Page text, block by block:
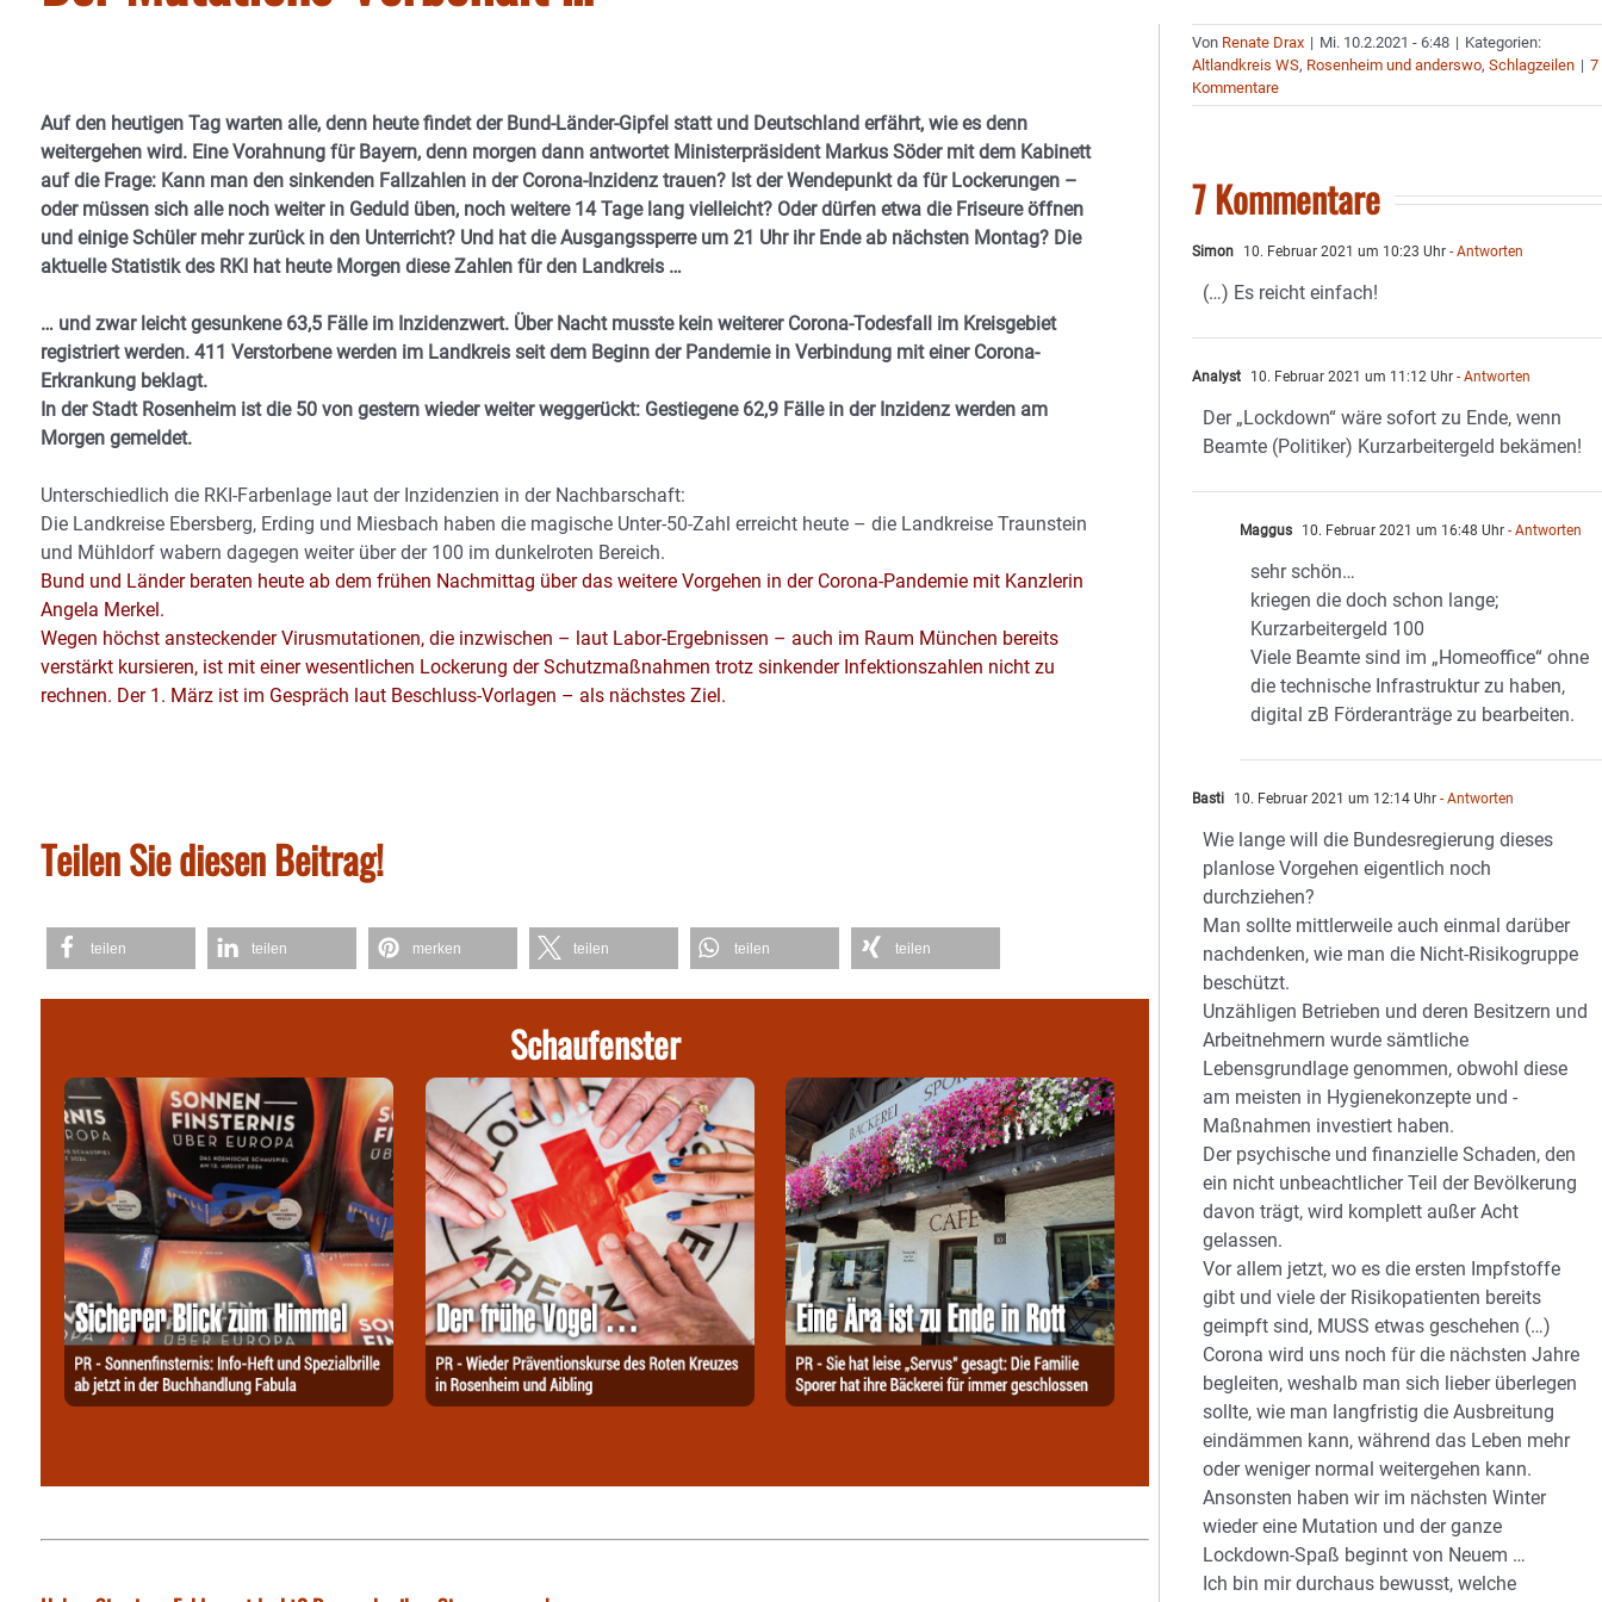
Auf den heutigen Tag warten alle, denn heute findet der Bund-Länder-Gipfel statt und Deutschland erfährt, wie es denn
weitergehen wird. Eine Vorahnung für Bayern, denn morgen dann antwortet Ministerpräsident Markus Söder mit dem Kabinett
auf die Frage: Kann man den sinkenden Fallzahlen in der Corona-Inzidenz trauen? Ist der Wendepunkt da für Lockerungen –
oder müssen sich alle noch weiter in Geduld üben, noch weitere 14 Tage lang vielleicht? Oder dürfen etwa die Friseure öffnen
und einige Schüler mehr zurück in den Unterricht? Und hat die Ausgangssperre um 21 Uhr ihr Ende ab nächsten Montag? Die
aktuelle Statistik des RKI hat heute Morgen diese Zahlen für den Landkreis …
… und zwar leicht gesunkene 63,5 Fälle im Inzidenzwert. Über Nacht musste kein weiterer Corona-Todesfall im Kreisgebiet
registriert werden. 411 Verstorbene werden im Landkreis seit dem Beginn der Pandemie in Verbindung mit einer Corona-
Erkrankung beklagt.
In der Stadt Rosenheim ist die 50 von gestern wieder weiter weggerückt: Gestiegene 62,9 Fälle in der Inzidenz werden am
Morgen gemeldet.
Unterschiedlich die RKI-Farbenlage laut der Inzidenzien in der Nachbarschaft:
Die Landkreise Ebersberg, Erding und Miesbach haben die magische Unter-50-Zahl erreicht heute – die Landkreise Traunstein
und Mühldorf wabern dagegen weiter über der 100 im dunkelroten Bereich.
Bund und Länder beraten heute ab dem frühen Nachmittag über das weitere Vorgehen in der Corona-Pandemie mit Kanzlerin
Angela Merkel.
Wegen höchst ansteckender Virusmutationen, die inzwischen – laut Labor-Ergebnissen – auch im Raum München bereits
verstärkt kursieren, ist mit einer wesentlichen Lockerung der Schutzmaßnahmen trotz sinkender Infektionszahlen nicht zu
rechnen. Der 1. März ist im Gespräch laut Beschluss-Vorlagen – als nächstes Ziel.
Teilen Sie diesen Beitrag!
teilen teilen merken teilen teilen teilen
Schaufenster
Von Renate Drax | Mi. 10.2.2021 - 6:48 | Kategorien:
Altlandkreis WS, Rosenheim und anderswo,Schlagzeilen | 7
Kommentare
7 Kommentare
Simon 10. Februar 2021 um 10:23 Uhr - Antworten
(…) Es reicht einfach!
Analyst 10. Februar 2021 um 11:12 Uhr - Antworten
Der „Lockdown“ wäre sofort zu Ende, wenn
Beamte (Politiker) Kurzarbeitergeld bekämen!
Maggus 10. Februar 2021 um 16:48 Uhr - Antworten
sehr schön…
kriegen die doch schon lange;
Kurzarbeitergeld 100
Viele Beamte sind im „Homeoffice“ ohne
die technische Infrastruktur zu haben,
digital zB Förderanträge zu bearbeiten.
Basti 10. Februar 2021 um 12:14 Uhr - Antworten
Wie lange will die Bundesregierung dieses
planlose Vorgehen eigentlich noch
durchziehen?
Man sollte mittlerweile auch einmal darüber
nachdenken, wie man die Nicht-Risikogruppe
beschützt.
Unzähligen Betrieben und deren Besitzern und
Arbeitnehmern wurde sämtliche
Lebensgrundlage genommen, obwohl diese
am meisten in Hygienekonzepte und -
Maßnahmen investiert haben.
Der psychische und finanzielle Schaden, den
ein nicht unbeachtlicher Teil der Bevölkerung
davon trägt, wird komplett außer Acht
gelassen.
Vor allem jetzt, wo es die ersten Impfstoffe
gibt und viele der Risikopatienten bereits
geimpft sind, MUSS etwas geschehen (…)
Corona wird uns noch für die nächsten Jahre
begleiten, weshalb man sich lieber überlegen
sollte, wie man langfristig die Ausbreitung
eindämmen kann, während das Leben mehr
oder weniger normal weitergehen kann.
Ansonsten haben wir im nächsten Winter
wieder eine Mutation und der ganze
Lockdown-Spaß beginnt von Neuem …
Ich bin mir durchaus bewusst, welche